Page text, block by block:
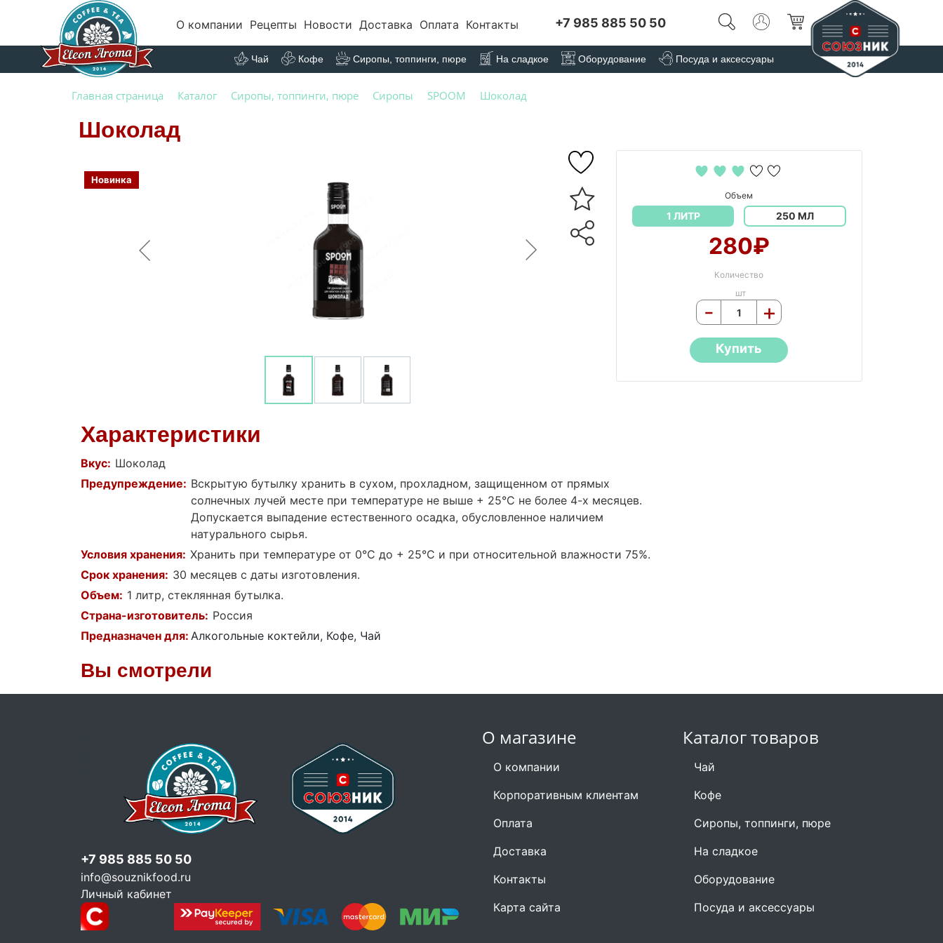
О компании Рецепты Новости Доставка Оплата Контакты +7 985 885 50 50
Чай Кофе Сиропы, топпинги, пюре На сладкое Оборудование Посуда и аксессуары
Главная страница Каталог Сиропы, топпинги, пюре Сиропы SPOOM Шоколад
Шоколад
Новинка
Объем
1 ЛИТР 250 МЛ
280₽
Количество
шт
- +
Купить
Характеристики
Вкус: Шоколад
Предупреждение: Вскрытую бутылку хранить в сухом, прохладном, защищенном от прямых
солнечных лучей месте при температуре не выше + 25°С не более 4-х месяцев.
Допускается выпадение естественного осадка, обусловленное наличием
натурального сырья.
Условия хранения: Хранить при температуре от 0°С до + 25°С и при относительной влажности 75%.
Срок хранения: 30 месяцев с даты изготовления.
Объем: 1 литр, стеклянная бутылка.
Страна-изготовитель: Россия
Предназначен для: Алкогольные коктейли, Кофе, Чай
Вы смотрели
О магазине
О компании
Корпоративным клиентам
Оплата
Доставка
Контакты
Карта сайта
Каталог товаров
Чай
Кофе
Сиропы, топпинги, пюре
На сладкое
Оборудование
Посуда и аксессуары
+7 985 885 50 50
info@souznikfood.ru
Личный кабинет